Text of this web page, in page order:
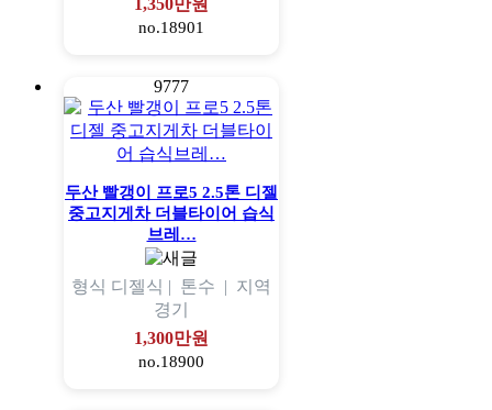
1,350만원
no.18901
9777
두산 빨갱이 프로5 2.5톤 디젤
중고지게차 더블타이어 습식
브레…
형식 디젤식 | 톤수 | 지역
경기
1,300만원
no.18900